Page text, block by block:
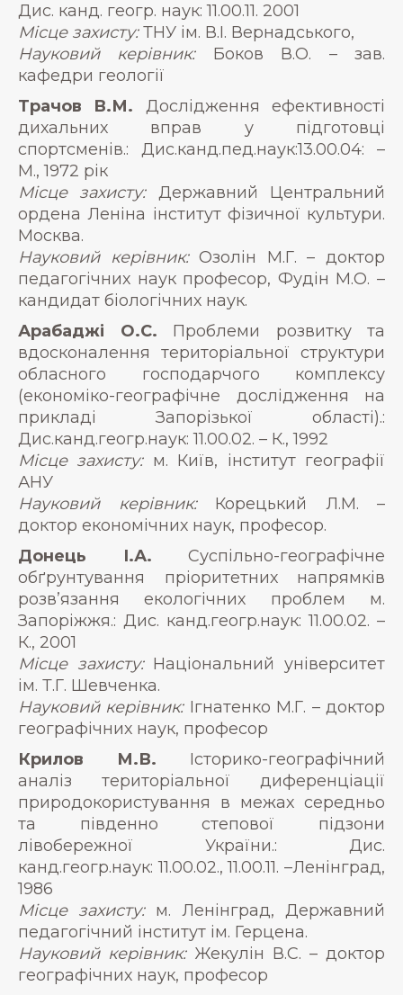
Дис. канд. геогр. наук: 11.00.11. 2001
Місце захисту:ТНУ ім. В.І. Вернадського,
Науковий керівник:Боков В.О. – зав.
кафедри геології
Трачов В.М. Дослідження ефективності
дихальних вправ у підготовці
спортсменів.: Дис.канд.пед.наук:13.00.04: –
М., 1972 рік
Місце захисту:Державний Центральний
ордена Леніна інститут фізичної культури.
Москва.
Науковий керівник:Озолін М.Г. – доктор
педагогічних наук професор, Фудін М.О. –
кандидат біологічних наук.
Арабаджі О.С. Проблеми розвитку та
вдосконалення територіальної структури
обласного господарчого комплексу
(економіко-географічне дослідження на
прикладі Запорізької області).:
Дис.канд.геогр.наук: 11.00.02. – К., 1992
Місце захисту:м. Київ, інститут географії
АНУ
Науковий керівник:Корецький Л.М. –
доктор економічних наук, професор.
Донець І.А. Суспільно-географічне
обґрунтування пріоритетних напрямків
розв’язання екологічних проблем м.
Запоріжжя.: Дис. канд.геогр.наук: 11.00.02. –
К., 2001
Місце захисту: Національний університет
ім. Т.Г. Шевченка.
Науковий керівник:Ігнатенко М.Г. – доктор
географічних наук, професор
Крилов М.В. Історико-географічний
аналіз територіальної диференціації
природокористування в межах середньо
та південно степової підзони
лівобережної України.: Дис.
канд.геогр.наук: 11.00.02., 11.00.11. –Ленінград,
1986
Місце захисту:м. Ленінград, Державний
педагогічний інститут ім. Герцена.
Науковий керівник:Жекулін В.С. – доктор
географічних наук, професор